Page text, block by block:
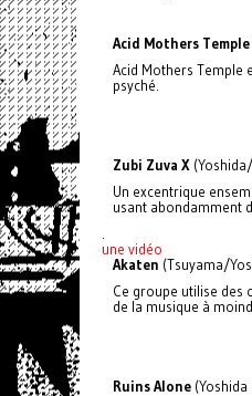
Acid Mothers Temple
Acid Mothers Temple
psyché.
Zubi Zuva X
Un excentrique
usant abondamment
une vidéo
Akaten (Tsuyama/
Ce groupe utilise des
de la musique à
Ruins Alone